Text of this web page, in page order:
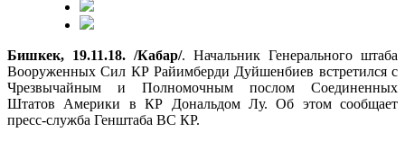
Бишкек, 19.11.18. /Кабар/. Начальник Генерального штаба
Вооруженных Сил КР Райимберди Дуйшенбиев встретился с
Чрезвычайным и Полномочным послом Соединенных
Штатов Америки в КР Дональдом Лу. Об этом сообщает
пресс-служба Генштаба ВС КР.